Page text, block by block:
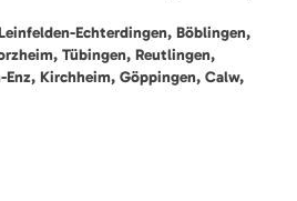
Echterdingen, Böblingen,
Tübingen, Reutlingen,
Kirchheim, Göppingen, Calw,